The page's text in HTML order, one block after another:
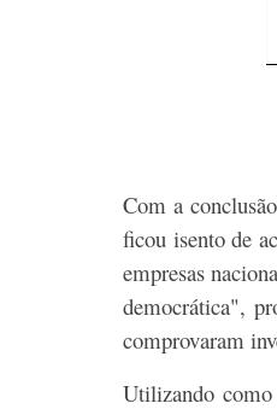
Com a
ficou isento de
empresas
democrática",
comprovaram
Utilizando como